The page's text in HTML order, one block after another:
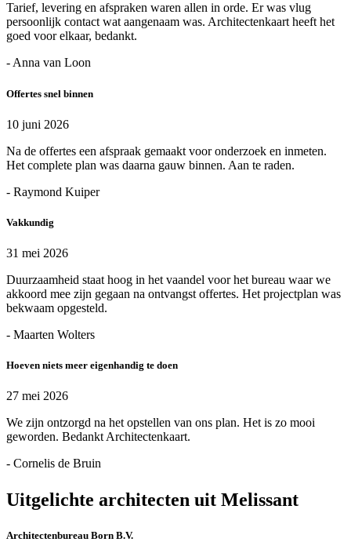
Tarief, levering en afspraken waren allen in orde. Er was vlug
persoonlijk contact wat aangenaam was. Architectenkaart heeft het
goed voor elkaar, bedankt.
- Anna van Loon
Offertes snel binnen
10 juni 2026
Na de offertes een afspraak gemaakt voor onderzoek en inmeten.
Het complete plan was daarna gauw binnen. Aan te raden.
- Raymond Kuiper
Vakkundig
31 mei 2026
Duurzaamheid staat hoog in het vaandel voor het bureau waar we
akkoord mee zijn gegaan na ontvangst offertes. Het projectplan was
bekwaam opgesteld.
- Maarten Wolters
Hoeven niets meer eigenhandig te doen
27 mei 2026
We zijn ontzorgd na het opstellen van ons plan. Het is zo mooi
geworden. Bedankt Architectenkaart.
- Cornelis de Bruin
Uitgelichte architecten uit Melissant
Architectenbureau Born B.V.